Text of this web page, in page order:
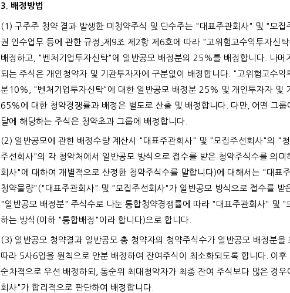
3. 배정방법
(1) 구주주 청약 결과 발생한 미청약주식 및 단수주는 "대표주관회사" 및 "모집
권 인수업무 등에 관한 규정」제9조 제2항 제6호에 따라 "고위험고수익투자신
배정하고, "벤처기업투자신탁"에 일반공모 배정분의 25%를 배정합니다. 나
되는 주식은 개인청약자 및 기관투자자에 구분없이 배정합니다. "고위험고수
분10%, "벤처기업투자신탁"에 대한 일반공모 배정분 25% 및 개인투자자 및
65%에 대한 청약경쟁률과 배정은 별도로 산출 및 배정합니다. 다만, 어떤 그룹
달에 해당하는 주식은 청약초과 그룹에 배정합니다.
(2) 일반공모에 관한 배정수량 계산시 "대표주관회사" 및 "모집주선회사"의 "
주선회사"의 각 청약처에서 일반공모 방식으로 접수를 받은 청약주식수를 의
회사"에 대하여 개별적으로 산정한 청약주식수를 말합니다)에 대해서는 "대표
청약물량"("대표주관회사" 및 "모집주선회사"가 일반공모 방식으로 접수를 받
"일반공모 배정분" 주식수로 나눈 통합청약경쟁률에 따라 "대표주관회사" 및 "
하는 방식(이하 "통합배정"이라 합니다)으로 합니다.
(3) 일반공모 청약결과 일반공모 총 청약자의 청약주식수가 일반공모 배정분을
따라 5사6입을 원칙으로 안분 배정하여 잔여주식이 최소화되도록 합니다. 이후
순차적으로 우선 배정하되, 동순위 최대청약자가 최종 잔여 주식보다 많은 경
회사"가 합리적으로 판단하여 배정합니다.